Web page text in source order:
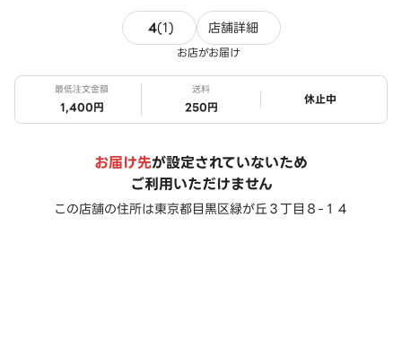
4(1)1件のレビュー
店舗詳細
お店がお届け
最低注文金額
1,400円
送料
250円 ステータス
休止中
お届け先が設定されていないため
ご利用いただけません
この店舗の住所は東京都目黒区緑が丘３丁目８-１４